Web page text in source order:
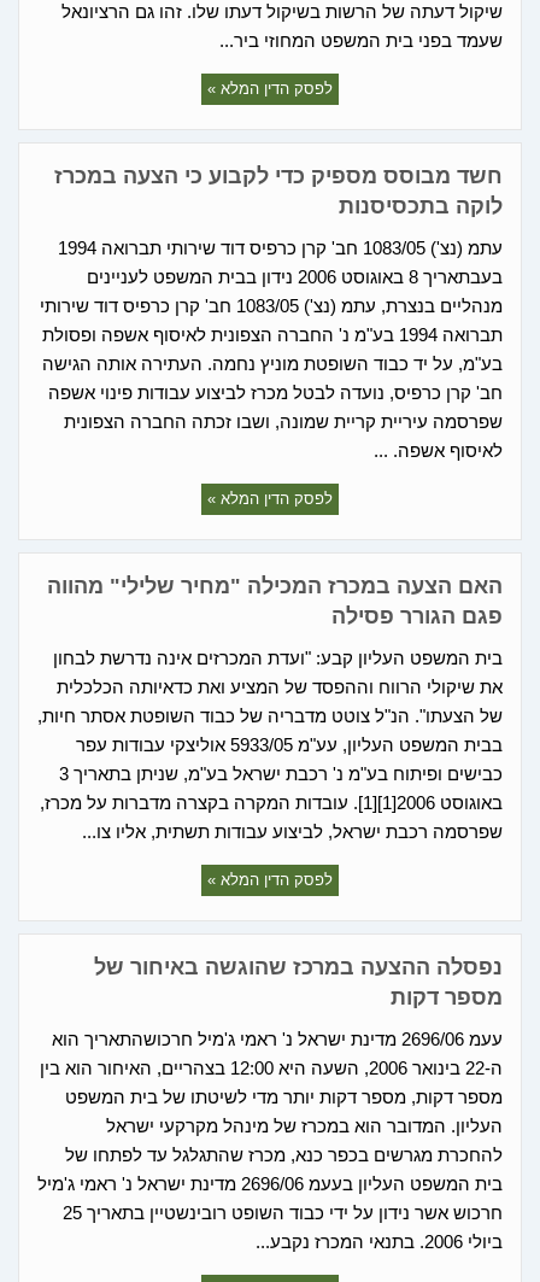
שיקול דעתה של הרשות בשיקול דעתו שלו. זהו גם הרציונאל
שעמד בפני בית המשפט המחוזי ביר...
לפסק הדין המלא »
חשד מבוסס מספיק כדי לקבוע כי הצעה במכרז
לוקה בתכסיסנות
עתמ (נצ') 1083/05 חב' קרן כרפיס דוד שירותי תברואה 1994
בעבתאריך 8 באוגוסט 2006 נידון בבית המשפט לעניינים
מנהליים בנצרת, עתמ (נצ') 1083/05 חב' קרן כרפיס דוד שירותי
תברואה 1994 בע"מ נ' החברה הצפונית לאיסוף אשפה ופסולת
בע"מ, על יד כבוד השופטת מוניץ נחמה. העתירה אותה הגישה
חב' קרן כרפיס, נועדה לבטל מכרז לביצוע עבודות פינוי אשפה
שפרסמה עיריית קריית שמונה, ושבו זכתה החברה הצפונית
לאיסוף אשפה. ...
לפסק הדין המלא »
האם הצעה במכרז המכילה "מחיר שלילי" מהווה
פגם הגורר פסילה
בית המשפט העליון קבע: "ועדת המכרזים אינה נדרשת לבחון
את שיקולי הרווח וההפסד של המציע ואת כדאיותה הכלכלית
של הצעתו". הנ"ל צוטט מדבריה של כבוד השופטת אסתר חיות,
בבית המשפט העליון, עע"מ 5933/05 אוליצקי עבודות עפר
כבישים ופיתוח בע"מ נ' רכבת ישראל בע"מ, שניתן בתאריך 3
באוגוסט 2006[1][1]. עובדות המקרה בקצרה מדברות על מכרז,
שפרסמה רכבת ישראל, לביצוע עבודות תשתית, אליו צו...
לפסק הדין המלא »
נפסלה ההצעה במרכז שהוגשה באיחור של
מספר דקות
עעמ 2696/06 מדינת ישראל נ' ראמי ג'מיל חרכושהתאריך הוא
ה-22 בינואר 2006, השעה היא 12:00 בצהריים, האיחור הוא בין
מספר דקות, מספר דקות יותר מדי לשיטתו של בית המשפט
העליון. המדובר הוא במכרז של מינהל מקרקעי ישראל
להחכרת מגרשים בכפר כנא, מכרז שהתגלגל עד לפתחו של
בית המשפט העליון בעעמ 2696/06 מדינת ישראל נ' ראמי ג'מיל
חרכוש אשר נידון על ידי כבוד השופט רובינשטיין בתאריך 25
ביולי 2006. בתנאי המכרז נקבע...